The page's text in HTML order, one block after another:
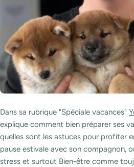
Dans sa rubrique "Spéciale vacances"
explique comment bien préparer ses
quelles sont les astuces pour profiter
pause estivale avec son compagnon,
stress et surtout Bien-être comme